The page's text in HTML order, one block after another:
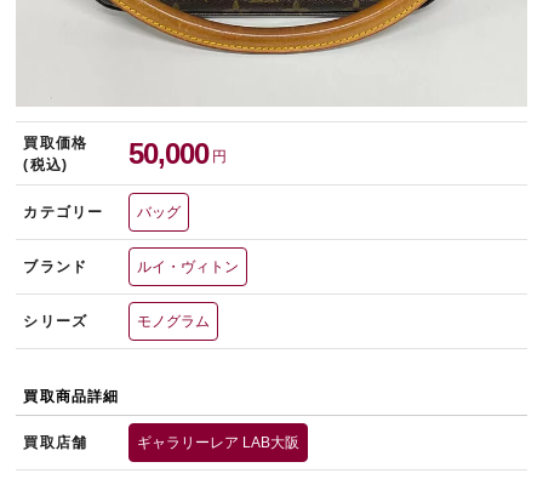
買取価格
(税込)
50,000 円
カテゴリー バッグ
ブランド ルイ・ヴィトン
シリーズ モノグラム
買取商品詳細
買取店舗 ギャラリーレア LAB大阪